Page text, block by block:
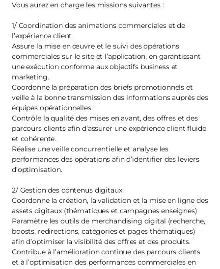
Vous aurez en charge les missions suivantes :
1/ Coordination des animations commerciales et de
l’expérience client
Assure la mise en œuvre et le suivi des opérations
commerciales sur le site et l’application, en garantissant
une exécution conforme aux objectifs business et
marketing.
Coordonne la préparation des briefs promotionnels et
veille à la bonne transmission des informations auprès des
équipes opérationnelles.
Contrôle la qualité des mises en avant, des offres et des
parcours clients afin d’assurer une expérience client fluide
et cohérente.
Réalise une veille concurrentielle et analyse les
performances des opérations afin d’identifier des leviers
d’optimisation.
2/ Gestion des contenus digitaux
Coordonne la création, la validation et la mise en ligne des
assets digitaux (thématiques et campagnes enseignes)
Paramètre les outils de merchandising digital (recherche,
boosts, redirections, catégories et pages thématiques)
afin d’optimiser la visibilité des offres et des produits.
Contribue à l’amélioration continue des parcours clients
et à l’optimisation des performances commerciales en